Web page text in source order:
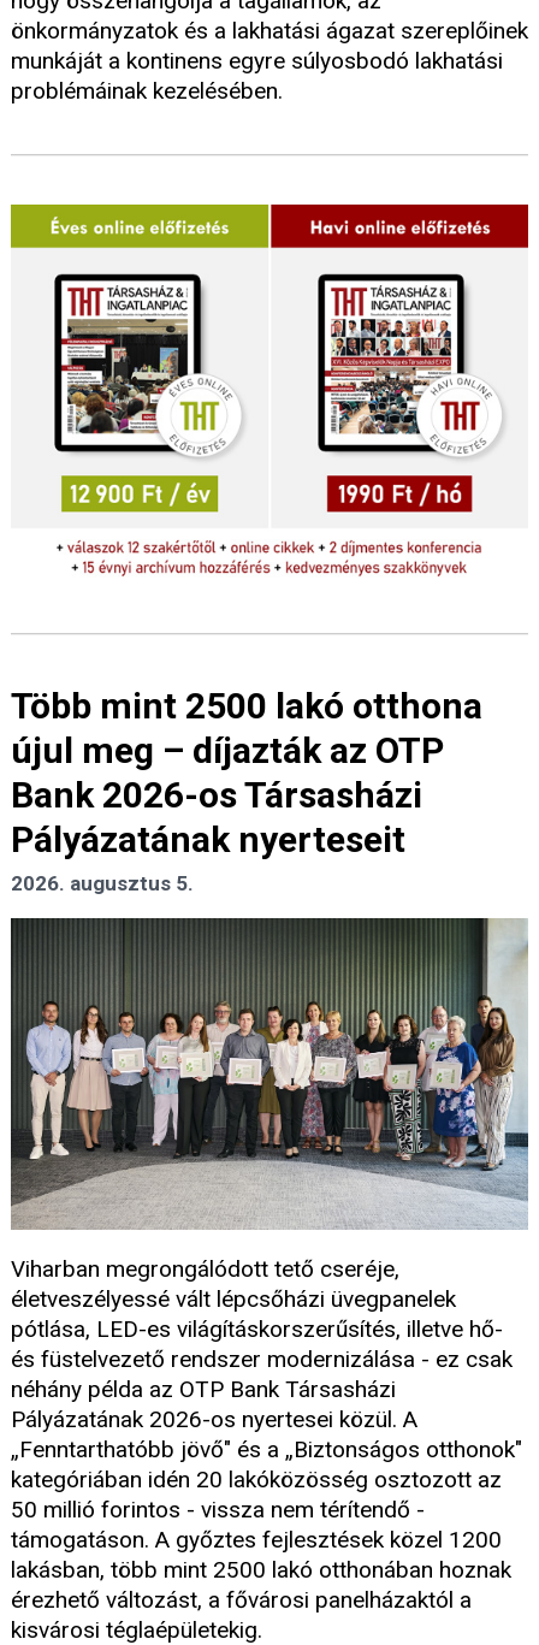
önkormányzatok és a lakhatási ágazat szereplőinek
munkáját a kontinens egyre súlyosbodó lakhatási
problémáinak kezelésében.
Több mint 2500 lakó otthona
újul meg – díjazták az OTP
Bank 2026-os Társasházi
Pályázatának nyerteseit
2026. augusztus 5.
Viharban megrongálódott tető cseréje,
életveszélyessé vált lépcsőházi üvegpanelek
pótlása, LED-es világításkorszerűsítés, illetve hő-
és füstelvezető rendszer modernizálása - ez csak
néhány példa az OTP Bank Társasházi
Pályázatának 2026-os nyertesei közül. A
„Fenntarthatóbb jövő" és a „Biztonságos otthonok"
kategóriában idén 20 lakóközösség osztozott az
50 millió forintos - vissza nem térítendő -
támogatáson. A győztes fejlesztések közel 1200
lakásban, több mint 2500 lakó otthonában hoznak
érezhető változást, a fővárosi panelházaktól a
kisvárosi téglaépületekig.